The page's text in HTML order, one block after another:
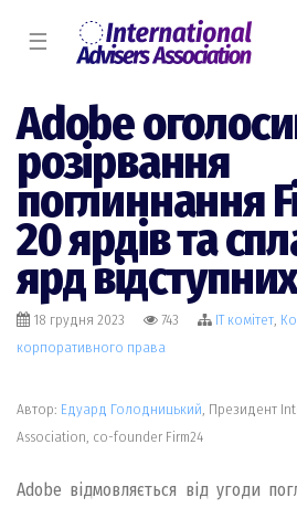
☰
Adobe
розірвання
поглиннання
20 ярдів та
ярд
18 грудня 2023 743 IT комiтет,
корпоративного права
Автор: Едуард Голодницький , Президент
Association, co-founder Firm24
Adobe відмовляється від угоди